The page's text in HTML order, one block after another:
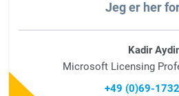
Jeg er her
Kadir
Microsoft Licensing
+49 (0)69-